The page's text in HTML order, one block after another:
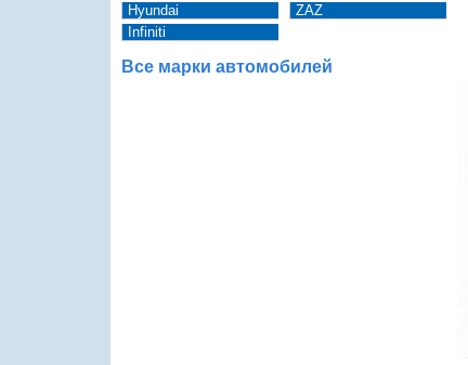
Hyundai
Infiniti
ZAZ
Все марки автомобилей